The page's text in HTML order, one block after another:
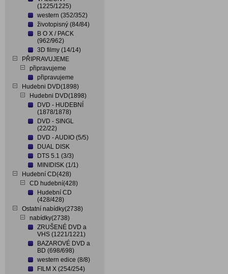
(1225/1225)
western (352/352)
životopisný (84/84)
B O X / PACK
(962/962)
3D filmy (14/14)
PŘIPRAVUJEME
připravujeme
připravujeme
Hudebni DVD(1898)
Hudebni DVD(1898)
DVD - HUDEBNÍ
(1878/1878)
DVD - SINGL
(22/22)
DVD - AUDIO (5/5)
DUAL DISK
DTS 5.1 (3/3)
MINIDISK (1/1)
Hudební CD(428)
CD hudební(428)
Hudební CD
(428/428)
Ostatní nabídky(2738)
nabídky(2738)
ZRUŠENÉ DVD a
VHS (1221/1221)
BAZAROVÉ DVD a
BD (698/698)
western edice (8/8)
FILM X (254/254)